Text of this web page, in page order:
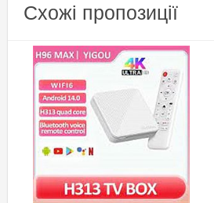
Схожі пропозиції